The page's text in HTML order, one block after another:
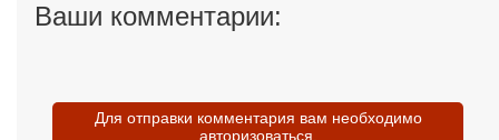
Ваши комментарии:
Для отправки комментария вам необходимо
авторизоваться